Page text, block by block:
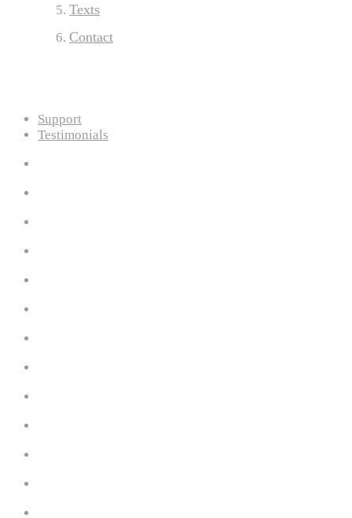
Texts
Contact
Support
Testimonials